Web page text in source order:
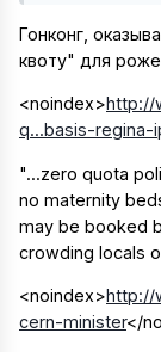
Гонконг,
квоту" для
<noindex>http://
q...basis-regina-
"...zero quota
no maternity
may be booked
crowding locals
<noindex>http://
cern-minister</